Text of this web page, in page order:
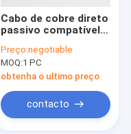
Cabo de cobre direto
passivo compatível
25G SFP28
Preço:negotiable
MOQ:1 PC
obtenha o ultimo preço
contacto